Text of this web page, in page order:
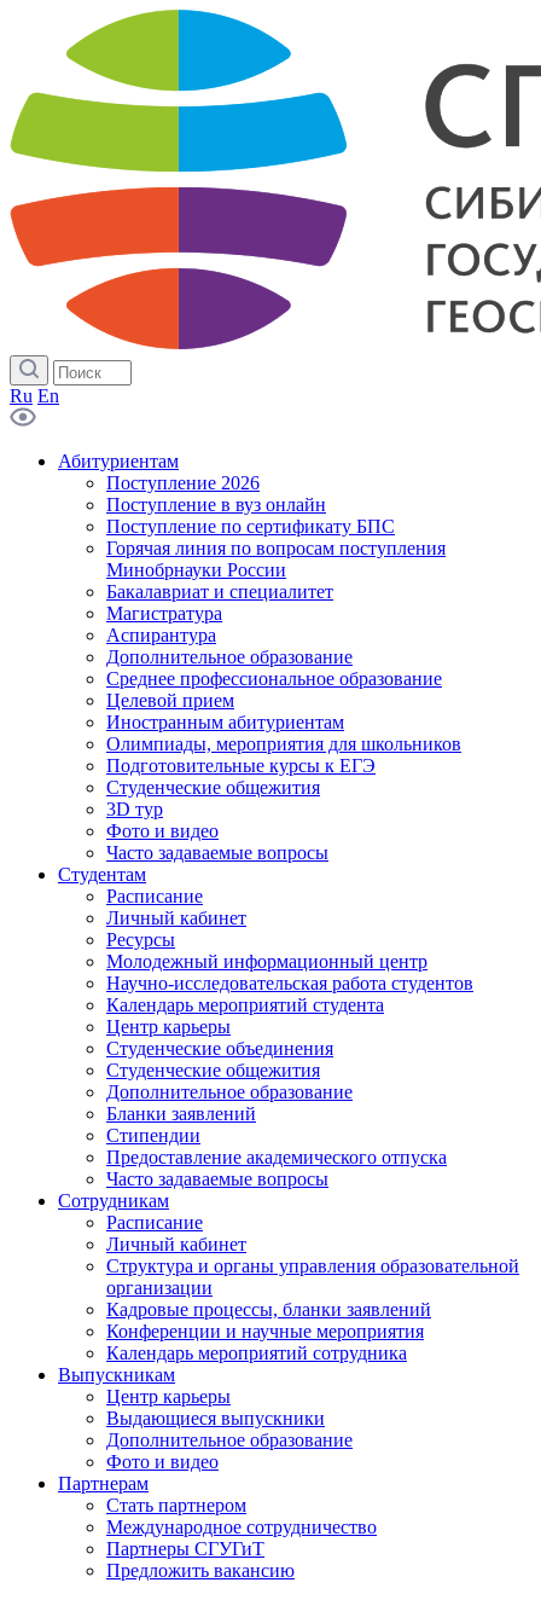
Ru En
Абитуриентам
Поступление 2026
Поступление в вуз онлайн
Поступление по сертификату БПС
Горячая линия по вопросам поступления
Минобрнауки России
Бакалавриат и специалитет
Магистратура
Аспирантура
Дополнительное образование
Среднее профессиональное образование
Целевой прием
Иностранным абитуриентам
Олимпиады, мероприятия для школьников
Подготовительные курсы к ЕГЭ
Студенческие общежития
3D тур
Фото и видео
Часто задаваемые вопросы
Студентам
Расписание
Личный кабинет
Ресурсы
Молодежный информационный центр
Научно-исследовательская работа студентов
Календарь мероприятий студента
Центр карьеры
Студенческие объединения
Студенческие общежития
Дополнительное образование
Бланки заявлений
Стипендии
Предоставление академического отпуска
Часто задаваемые вопросы
Сотрудникам
Расписание
Личный кабинет
Структура и органы управления образовательной
организации
Кадровые процессы, бланки заявлений
Конференции и научные мероприятия
Календарь мероприятий сотрудника
Выпускникам
Центр карьеры
Выдающиеся выпускники
Дополнительное образование
Фото и видео
Партнерам
Стать партнером
Международное сотрудничество
Партнеры СГУГиТ
Предложить вакансию